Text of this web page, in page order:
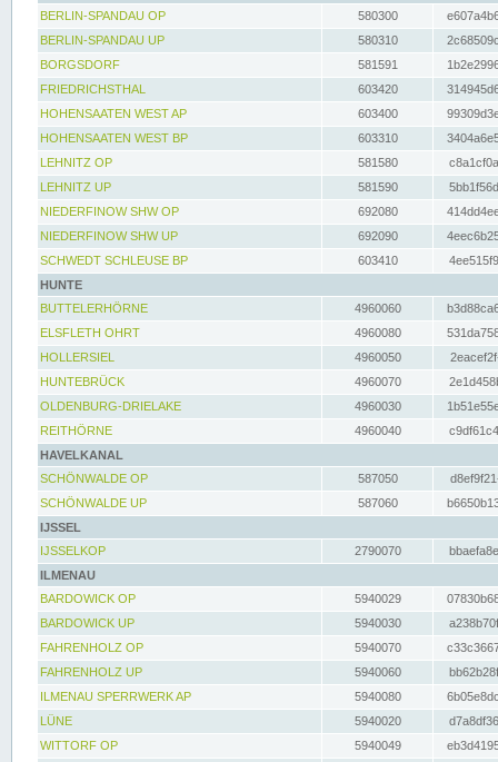
BERLIN-SPANDAU OP
580300
BERLIN-SPANDAU UP
580310
BORGSDORF
581591
FRIEDRICHSTHAL
603420
HOHENSAATEN WEST AP
603400
HOHENSAATEN WEST BP
603310
LEHNITZ OP
581580
LEHNITZ UP
581590
NIEDERFINOW SHW OP
692080
NIEDERFINOW SHW UP
692090
SCHWEDT SCHLEUSE BP
603410
HUNTE
BUTTELERHÖRNE
4960060
ELSFLETH OHRT
4960080
HOLLERSIEL
4960050
HUNTEBRÜCK
4960070
OLDENBURG-DRIELAKE
4960030
REITHÖRNE
4960040
HAVELKANAL
SCHÖNWALDE OP
587050
SCHÖNWALDE UP
587060
IJSSEL
IJSSELKOP
2790070
ILMENAU
BARDOWICK OP
5940029
BARDOWICK UP
5940030
FAHRENHOLZ OP
5940070
FAHRENHOLZ UP
5940060
ILMENAU SPERRWERK AP
5940080
LÜNE
5940020
WITTORF OP
5940049